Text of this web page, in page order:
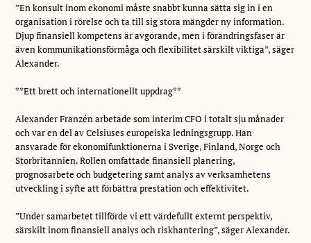
”En konsult inom ekonomi måste snabbt kunna sätta sig in i en
organisation i rörelse och ta till sig stora mängder ny information.
Djup finansiell kompetens är avgörande, men i förändringsfaser är
även kommunikationsförmåga och flexibilitet särskilt viktiga”, säger
Alexander.
**Ett brett och internationellt uppdrag**
Alexander Franzén arbetade som interim CFO i totalt sju månader
och var en del av Celsiuses europeiska ledningsgrupp. Han
ansvarade för ekonomifunktionerna i Sverige, Finland, Norge och
Storbritannien. Rollen omfattade finansiell planering,
prognosarbete och budgetering samt analys av verksamhetens
utveckling i syfte att förbättra prestation och effektivitet.
”Under samarbetet tillförde vi ett värdefullt externt perspektiv,
särskilt inom finansiell analys och riskhantering”, säger Alexander.